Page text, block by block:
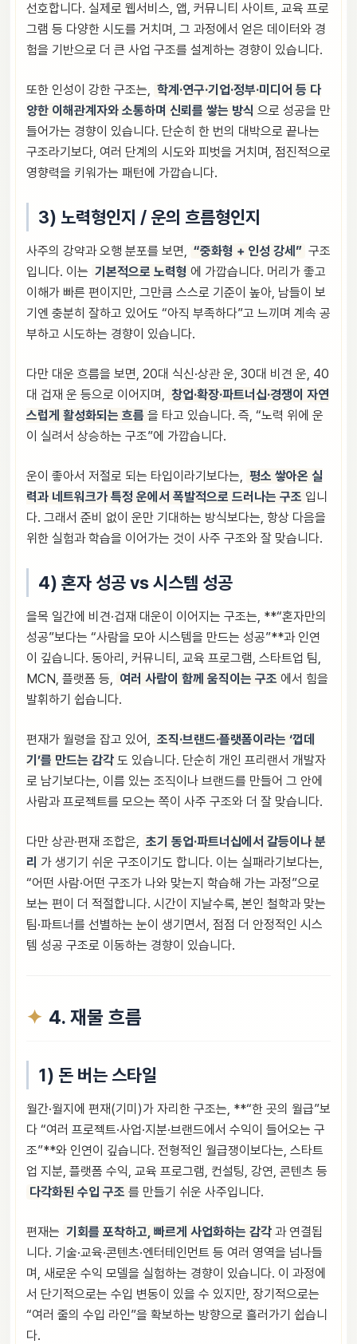
선호합니다. 실제로 웹서비스, 앱, 커뮤니티 사이트, 교육 프로
그램 등 다양한 시도를 거치며, 그 과정에서 얻은 데이터와 경
험을 기반으로 더 큰 사업 구조를 설계하는 경향이 있습니다.
또한 인성이 강한 구조는, 학계·연구·기업·정부·미디어 등 다
양한 이해관계자와 소통하며 신뢰를 쌓는 방식 으로 성공을 만
들어가는 경향이 있습니다. 단순히 한 번의 대박으로 끝나는
구조라기보다, 여러 단계의 시도와 피벗을 거치며, 점진적으로
영향력을 키워가는 패턴에 가깝습니다.
3) 노력형인지 / 운의 흐름형인지
사주의 강약과 오행 분포를 보면, “중화형 + 인성 강세” 구조
입니다. 이는 기본적으로 노력형 에 가깝습니다. 머리가 좋고
이해가 빠른 편이지만, 그만큼 스스로 기준이 높아, 남들이 보
기엔 충분히 잘하고 있어도 “아직 부족하다”고 느끼며 계속 공
부하고 시도하는 경향이 있습니다.
다만 대운 흐름을 보면, 20대 식신·상관 운, 30대 비견 운, 40
대 겁재 운 등으로 이어지며, 창업·확장·파트너십·경쟁이 자연
스럽게 활성화되는 흐름 을 타고 있습니다. 즉, “노력 위에 운
이 실려서 상승하는 구조”에 가깝습니다.
운이 좋아서 저절로 되는 타입이라기보다는, 평소 쌓아온 실
력과 네트워크가 특정 운에서 폭발적으로 드러나는 구조 입니
다. 그래서 준비 없이 운만 기대하는 방식보다는, 항상 다음을
위한 실험과 학습을 이어가는 것이 사주 구조와 잘 맞습니다.
4) 혼자 성공 vs 시스템 성공
을목 일간에 비견·겁재 대운이 이어지는 구조는, **“혼자만의
성공”보다는 “사람을 모아 시스템을 만드는 성공”**과 인연
이 깊습니다. 동아리, 커뮤니티, 교육 프로그램, 스타트업 팀,
MCN, 플랫폼 등, 여러 사람이 함께 움직이는 구조 에서 힘을
발휘하기 쉽습니다.
편재가 월령을 잡고 있어, 조직·브랜드·플랫폼이라는 ‘껍데
기’를 만드는 감각 도 있습니다. 단순히 개인 프리랜서 개발자
로 남기보다는, 이름 있는 조직이나 브랜드를 만들어 그 안에
사람과 프로젝트를 모으는 쪽이 사주 구조와 더 잘 맞습니다.
다만 상관·편재 조합은, 초기 동업·파트너십에서 갈등이나 분
리 가 생기기 쉬운 구조이기도 합니다. 이는 실패라기보다는,
“어떤 사람·어떤 구조가 나와 맞는지 학습해 가는 과정”으로
보는 편이 더 적절합니다. 시간이 지날수록, 본인 철학과 맞는
팀·파트너를 선별하는 눈이 생기면서, 점점 더 안정적인 시스
템 성공 구조로 이동하는 경향이 있습니다.
4. 재물 흐름
1) 돈 버는 스타일
월간·월지에 편재(기미)가 자리한 구조는, **“한 곳의 월급”보
다 “여러 프로젝트·사업·지분·브랜드에서 수익이 들어오는 구
조”**와 인연이 깊습니다. 전형적인 월급쟁이보다는, 스타트
업 지분, 플랫폼 수익, 교육 프로그램, 컨설팅, 강연, 콘텐츠 등
다각화된 수입 구조 를 만들기 쉬운 사주입니다.
편재는 기회를 포착하고, 빠르게 사업화하는 감각 과 연결됩
니다. 기술·교육·콘텐츠·엔터테인먼트 등 여러 영역을 넘나들
며, 새로운 수익 모델을 실험하는 경향이 있습니다. 이 과정에
서 단기적으로는 수입 변동이 있을 수 있지만, 장기적으로는
“여러 줄의 수입 라인”을 확보하는 방향으로 흘러가기 쉽습니
다.